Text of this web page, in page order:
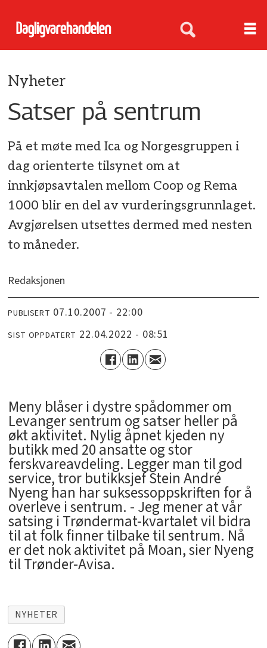
Nyheter
Satser på sentrum
På et møte med Ica og Norgesgruppen i
dag orienterte tilsynet om at
innkjøpsavtalen mellom Coop og Rema
1000 blir en del av vurderingsgrunnlaget.
Avgjørelsen utsettes dermed med nesten
to måneder.
Redaksjonen
PUBLISERT 07.10.2007 - 22:00
SIST OPPDATERT 22.04.2022 - 08:51
Meny blåser i dystre spådommer om
Levanger sentrum og satser heller på
økt aktivitet. Nylig åpnet kjeden ny
butikk med 20 ansatte og stor
ferskvareavdeling. Legger man til god
service, tror butikksjef Stein André
Nyeng han har suksessoppskriften for å
overleve i sentrum. - Jeg mener at vår
satsing i Trøndermat-kvartalet vil bidra
til at folk finner tilbake til sentrum. Nå
er det nok aktivitet på Moan, sier Nyeng
til Trønder-Avisa.
NYHETER